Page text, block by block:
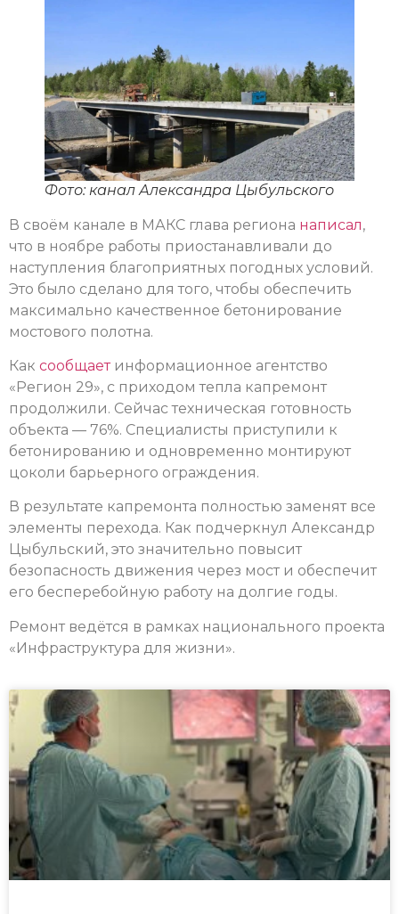
Фото: канал Александра Цыбульского
В своём канале в МАКС глава региона написал,
что в ноябре работы приостанавливали до
наступления благоприятных погодных условий.
Это было сделано для того, чтобы обеспечить
максимально качественное бетонирование
мостового полотна.
Как сообщаетинформационное агентство
«Регион 29», с приходом тепла капремонт
продолжили. Сейчас техническая готовность
объекта — 76%. Специалисты приступили к
бетонированию и одновременно монтируют
цоколи барьерного ограждения.
В результате капремонта полностью заменят все
элементы перехода. Как подчеркнул Александр
Цыбульский, это значительно повысит
безопасность движения через мост и обеспечит
его бесперебойную работу на долгие годы.
Ремонт ведётся в рамках национального проекта
«Инфраструктура для жизни».